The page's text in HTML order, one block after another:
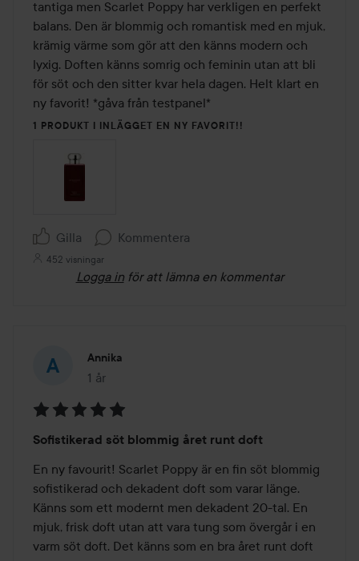
5
tantiga men Scarlet Poppy har verkligen en perfekt
balans. Den är blommig och romantisk med en mjuk,
krämig värme som gör att den känns modern och
lyxig. Doften känns somrig och feminin utan att bli
för söt och den sitter kvar hela dagen. Helt klart en
ny favorit! *gåva från testpanel*
1 PRODUKT I INLÄGGET EN NY FAVORIT!!
Gilla Kommentera
452 visningar
Logga in för att lämna en kommentar
Annika
1 år
Inlägget skapades 1 år
5
av
5
Sofistikerad söt blommig året runt doft
En ny favourit! Scarlet Poppy är en fin söt blommig
sofistikerad och dekadent doft som varar länge.
Känns som ett modernt men dekadent 20-tal. En
mjuk, frisk doft utan att vara tung som övergår i en
varm söt doft. Det känns som en bra året runt doft